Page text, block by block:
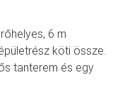
6 m
köti össze.
tanterem és egy